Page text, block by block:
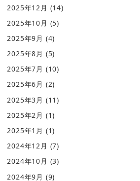
2025年12月 (14)
2025年10月 (5)
2025年9月 (4)
2025年8月 (5)
2025年7月 (10)
2025年6月 (2)
2025年3月 (11)
2025年2月 (1)
2025年1月 (1)
2024年12月 (7)
2024年10月 (3)
2024年9月 (9)